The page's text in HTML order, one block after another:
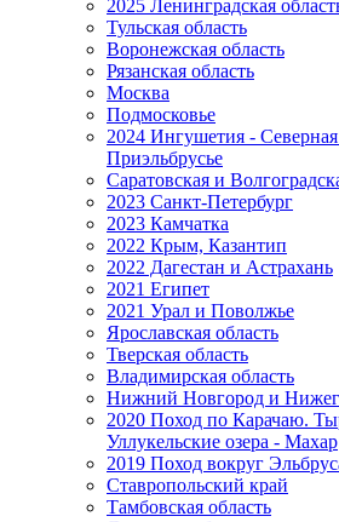
2025 Ленинградская
Тульская область
Воронежская область
Рязанская область
Москва
Подмосковье
2024 Ингушетия -
Приэльбрусье
Саратовская и
2023 Санкт-Петербург
2023 Камчатка
2022 Крым, Казантип
2022 Дагестан и Астрахань
2021 Египет
2021 Урал и Поволжье
Ярославская область
Тверская область
Владимирская область
Нижний Новгород и
2020 Поход по Карачаю.
Уллукельские озера - Махар
2019 Поход вокруг
Ставропольский край
Тамбовская область